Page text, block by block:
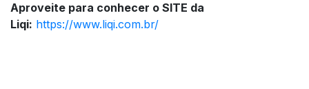
Aproveite para conhecer o SITE da
Liqi: https://www.liqi.com.br/